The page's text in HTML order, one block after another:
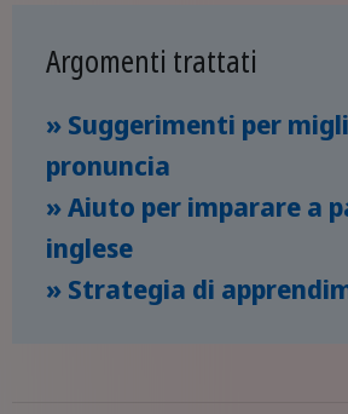
Argomenti trattati
» Suggerimenti per
pronuncia
» Aiuto per imparare a
inglese
» Strategia di